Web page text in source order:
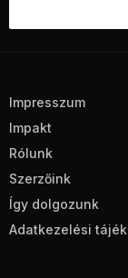
Impresszum
Impakt
Rólunk
Szerzőink
Így dolgozunk
Adatkezelési